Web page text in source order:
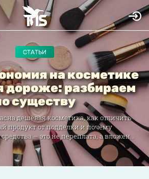
СТАТЬИ
на косметике
дороже: разбираем
существу
дешёвая косметика, как отличить
продукт от подделки и почему
— это не переплата, а вложен...